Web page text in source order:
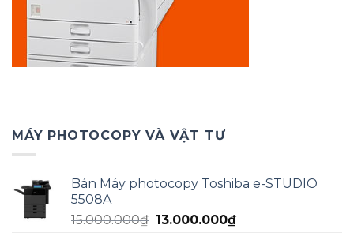
MÁY PHOTOCOPY VÀ VẬT TƯ
Bán Máy photocopy Toshiba e-STUDIO
5508A
15.000.000₫ Giá
13.000.000₫Giá